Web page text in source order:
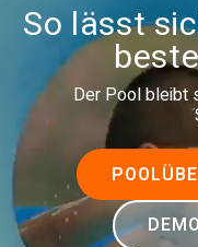
So lässt
Der Pool bleibt